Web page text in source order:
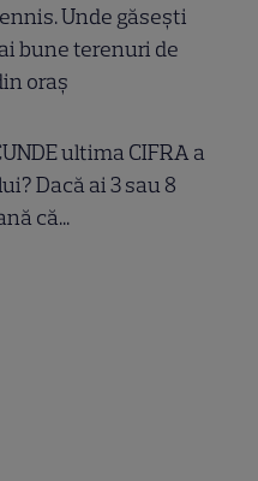
Unde găsești
bune terenuri de
oraș
ultima CIFRA a
Dacă ai 3 sau 8
că...